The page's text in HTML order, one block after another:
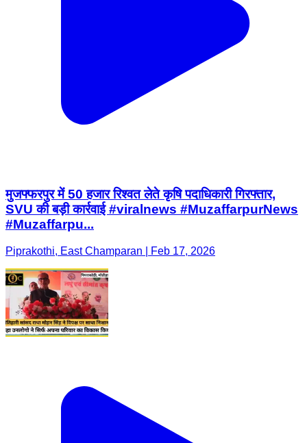
मुजफ्फरपुर में 50 हजार रिश्वत लेते कृषि पदाधिकारी गिरफ्तार,
SVU की बड़ी कार्रवाई #viralnews #MuzaffarpurNews
#Muzaffarpu...
Piprakothi, East Champaran | Feb 17, 2026